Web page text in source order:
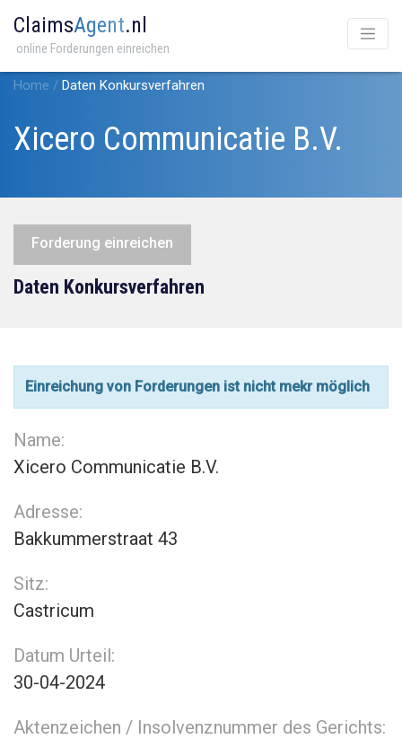
ClaimsAgent.nl
online Forderungen einreichen
Home / Daten Konkursverfahren
Xicero Communicatie B.V.
Forderung einreichen
Daten Konkursverfahren
Einreichung von Forderungen ist nicht mekr möglich
Name:
Xicero Communicatie B.V.
Adresse:
Bakkummerstraat 43
Sitz:
Castricum
Datum Urteil:
30-04-2024
Aktenzeichen / Insolvenznummer des Gerichts: